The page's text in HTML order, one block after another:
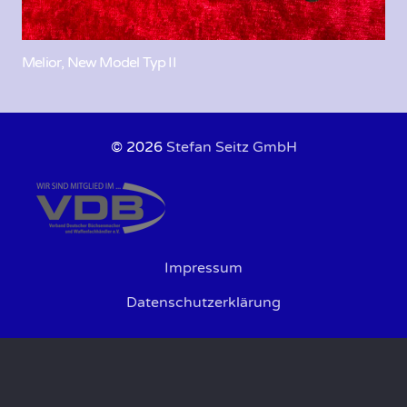
Melior, New Model Typ II
© 2026 Stefan Seitz GmbH
Impressum
Datenschutzerklärung